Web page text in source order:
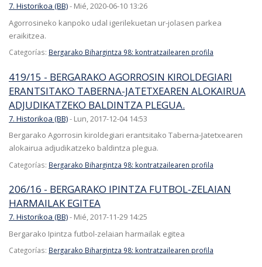
7. Historikoa (BB)- Mié, 2020-06-10 13:26
Agorrosineko kanpoko udal igerilekuetan ur-jolasen parkea
eraikitzea.
Categorías: Bergarako Bihargintza 98: kontratzailearen profila
419/15 - BERGARAKO AGORROSIN KIROLDEGIARI
ERANTSITAKO TABERNA-JATETXEAREN ALOKAIRUA
ADJUDIKATZEKO BALDINTZA PLEGUA.
7. Historikoa (BB)- Lun, 2017-12-04 14:53
Bergarako Agorrosin kiroldegiari erantsitako Taberna-Jatetxearen
alokairua adjudikatzeko baldintza plegua.
Categorías: Bergarako Bihargintza 98: kontratzailearen profila
206/16 - BERGARAKO IPINTZA FUTBOL-ZELAIAN
HARMAILAK EGITEA
7. Historikoa (BB)- Mié, 2017-11-29 14:25
Bergarako Ipintza futbol-zelaian harmailak egitea
Categorías: Bergarako Bihargintza 98: kontratzailearen profila